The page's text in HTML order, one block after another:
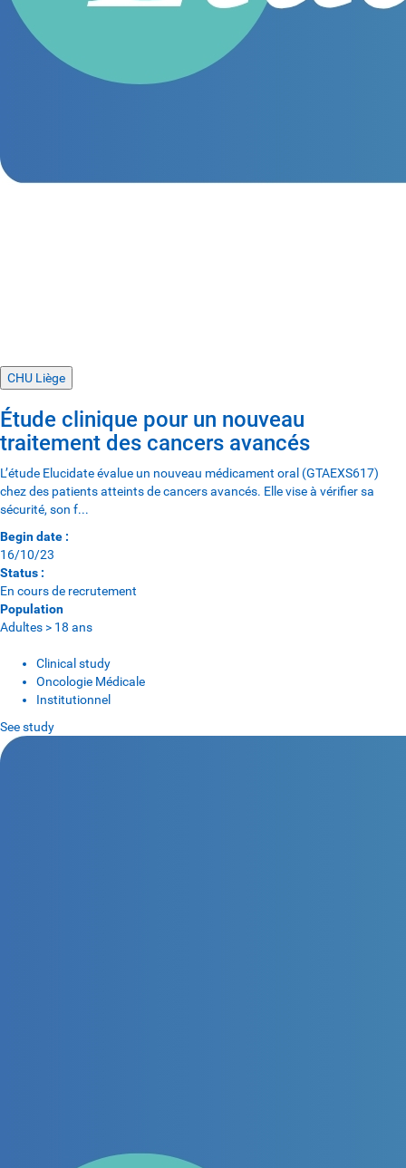
CHU Liège
Étude clinique pour un nouveau
traitement des cancers avancés
L’étude Elucidate évalue un nouveau médicament oral (GTAEXS617)
chez des patients atteints de cancers avancés. Elle vise à vérifier sa
sécurité, son f...
Begin date :
16/10/23
Status :
En cours de recrutement
Population
Adultes > 18 ans
Clinical study
Oncologie Médicale
Institutionnel
See study